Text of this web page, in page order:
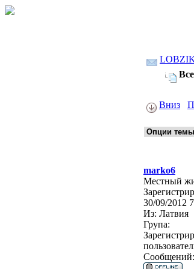
Вниз
marko6
Местный
30/09/2012
Из: Латвия
Група:
Сообщений: